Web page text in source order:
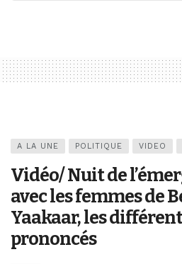
A LA UNE POLITIQUE VIDEO
Vidéo/ Nuit de
avec les femmes de
Yaakaar, les
prononcés